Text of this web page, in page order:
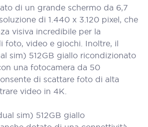
di un grande schermo da 6,7
di 1.440 x 3.120 pixel, che
visiva incredibile per la
foto, video e giochi. Inoltre, il
sim) 512GB giallo ricondizionato
una fotocamera da 50
di scattare foto di alta
video in 4K.
sim) 512GB giallo